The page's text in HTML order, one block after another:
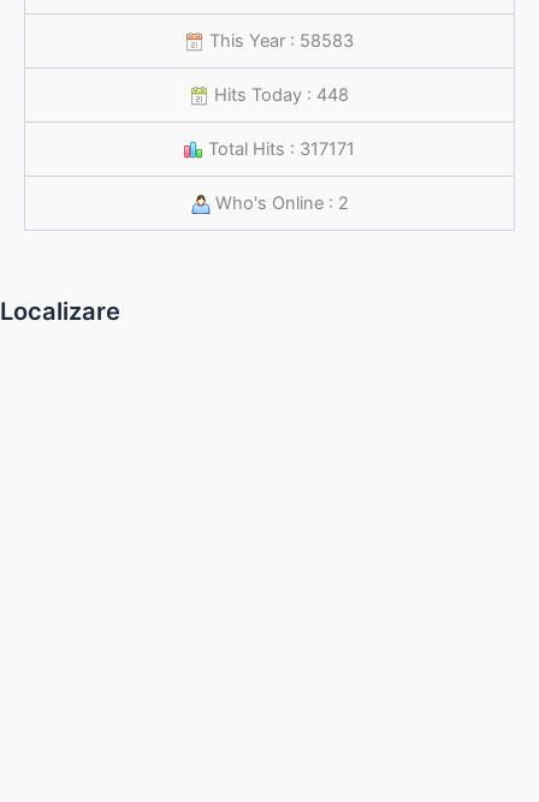
This Year : 58583
Hits Today : 448
Total Hits : 317171
Who's Online : 2
Localizare